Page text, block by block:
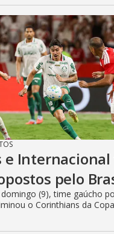
e
pelo
(9), time gaúcho
o Corinthians da